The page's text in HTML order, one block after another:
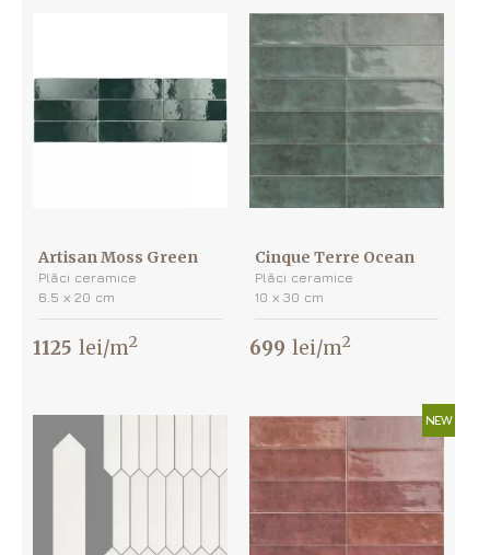
Artisan Moss Green
Plăci ceramice
6.5 х 20 cm
1125 lei/m2
Cinque Terre Ocean
Plăci ceramice
10 х 30 cm
699 lei/m2
NEW